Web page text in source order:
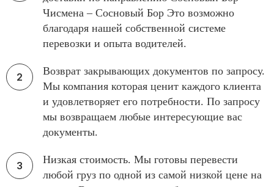
Чисмена – Сосновый Бор Это возможно
благодаря нашей собственной системе
перевозки и опыта водителей.
Возврат закрывающих документов по запросу.
Мы компания которая ценит каждого клиента
и удовлетворяет его потребности. По запросу
мы возвращаем любые интересующие вас
документы.
Низкая стоимость. Мы готовы перевести
любой груз по одной из самой низкой цене на